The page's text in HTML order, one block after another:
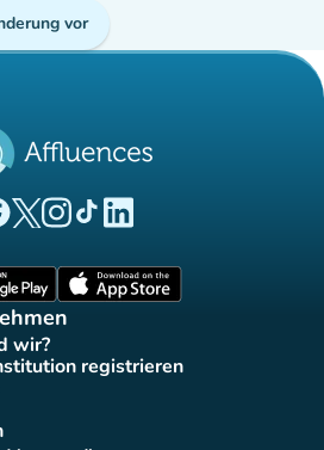
vor
(new tab)
(new tab)
(new tab)(new tab)
(new tab)
wir?
tab) registrieren
(new tab)
tab)
tab)